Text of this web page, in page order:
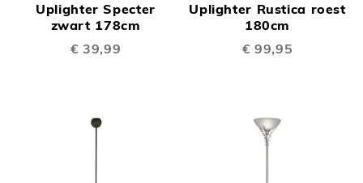
Uplighter Specter
zwart 178cm
€ 39,99
Uplighter Rustica roest
180cm
€ 99,95